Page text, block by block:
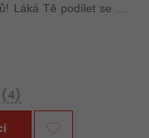
Láká Tě podílet se na
sklářské pece a pak